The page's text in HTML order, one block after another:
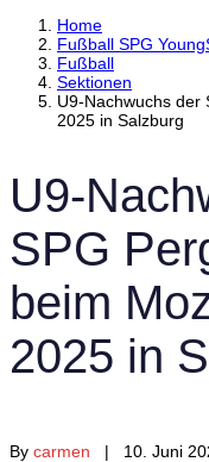
Home
Fußball SPG
Fußball
Sektionen
U9-Nachwuchs der
2025 in Salzburg
U9-
SPG
beim
2025 in
By carmen | 10. Juni